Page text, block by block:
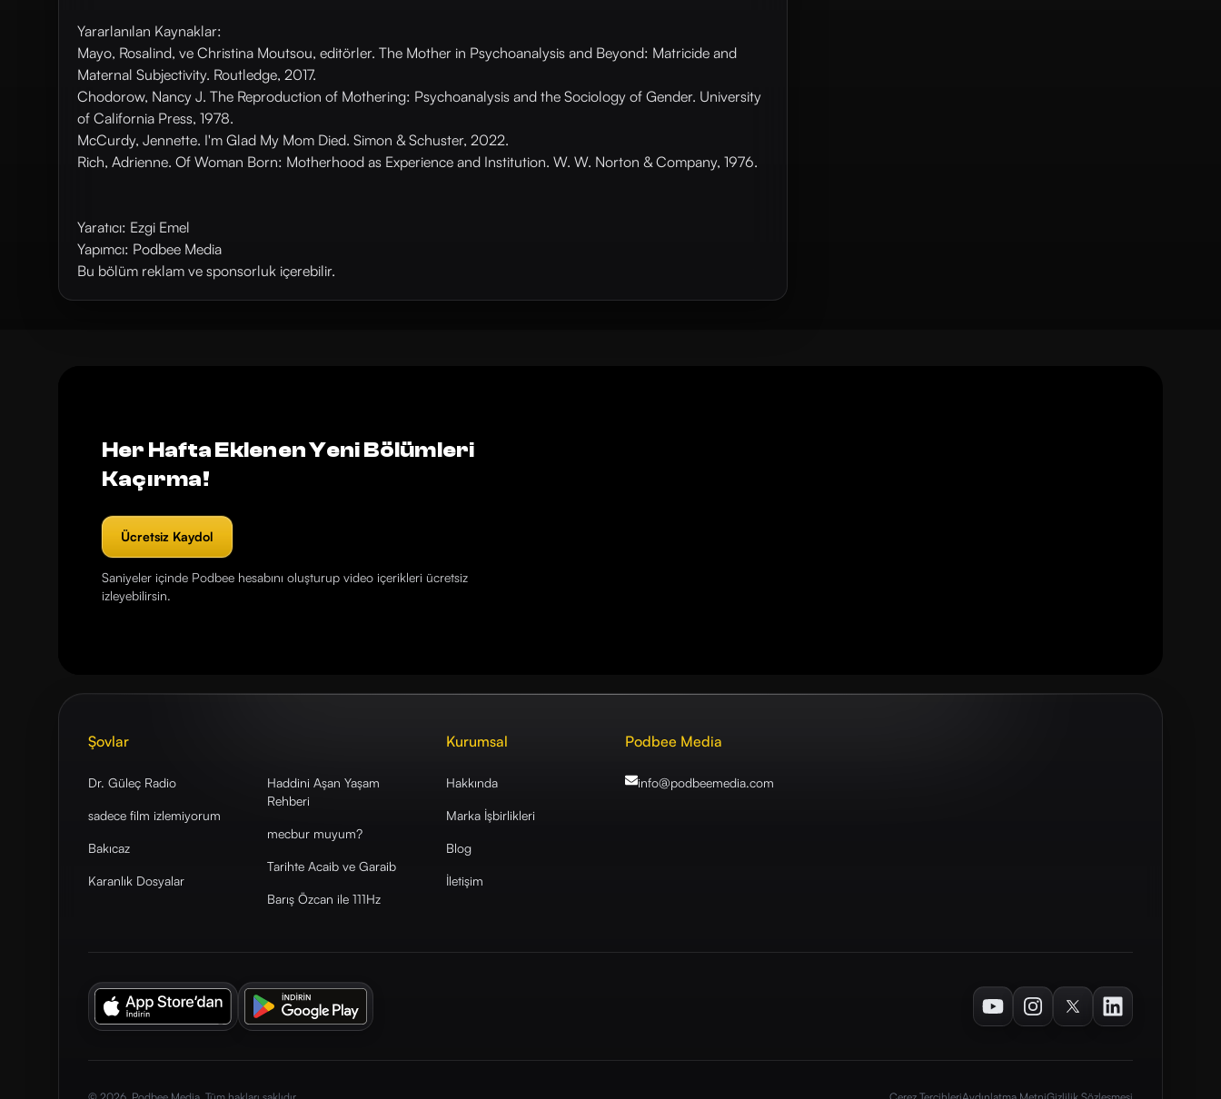
Yararlanılan Kaynaklar:
Mayo, Rosalind, ve Christina Moutsou, editörler. The Mother in Psychoanalysis and Beyond: Matricide and
Maternal Subjectivity. Routledge, 2017.
Chodorow, Nancy J. The Reproduction of Mothering: Psychoanalysis and the Sociology of Gender. University
of California Press, 1978.
McCurdy, Jennette. I'm Glad My Mom Died. Simon & Schuster, 2022.
Rich, Adrienne. Of Woman Born: Motherhood as Experience and Institution. W. W. Norton & Company, 1976.
Yaratıcı: Ezgi Emel
Yapımcı: Podbee Media
Bu bölüm reklam ve sponsorluk içerebilir.
Her Hafta Eklenen Yeni Bölümleri
Kaçırma!
Ücretsiz Kaydol
Saniyeler içinde Podbee hesabını oluşturup video içerikleri ücretsiz
izleyebilirsin.
Şovlar
Dr. Güleç Radio
sadece film izlemiyorum
Bakıcaz
Karanlık Dosyalar
Haddini Aşan Yaşam
Rehberi
mecbur muyum?
Tarihte Acaib ve Garaib
Barış Özcan ile 111Hz
Kurumsal
Hakkında
Marka İşbirlikleri
Blog
İletişim
Podbee Media
info@podbeemedia.com
YoutubeInstagramTwitterLinkedIn